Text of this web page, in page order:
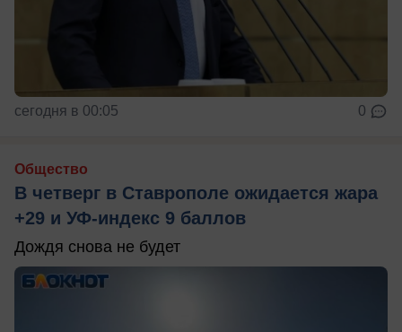
сегодня в 00:05 0
Общество
В четверг в Ставрополе ожидается жара
+29 и УФ-индекс 9 баллов
Дождя снова не будет